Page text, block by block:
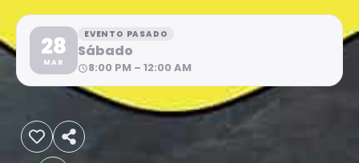
28
MAR
EVENTO PASADO
Sábado
8:00 PM – 12:00 AM